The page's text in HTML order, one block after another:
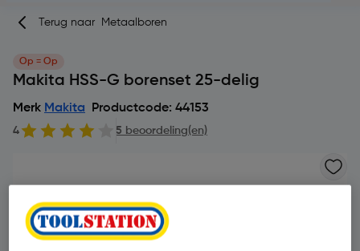
Terug naar Metaalboren
Op = Op
Makita HSS-G borenset 25-delig
Merk Makita Productcode: 44153
4 5 beoordeling(en)